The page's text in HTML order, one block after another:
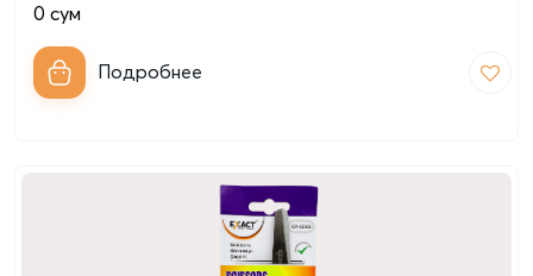
0 сум
Подробнее